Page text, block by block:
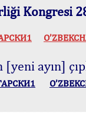
Kongresi
ayın]